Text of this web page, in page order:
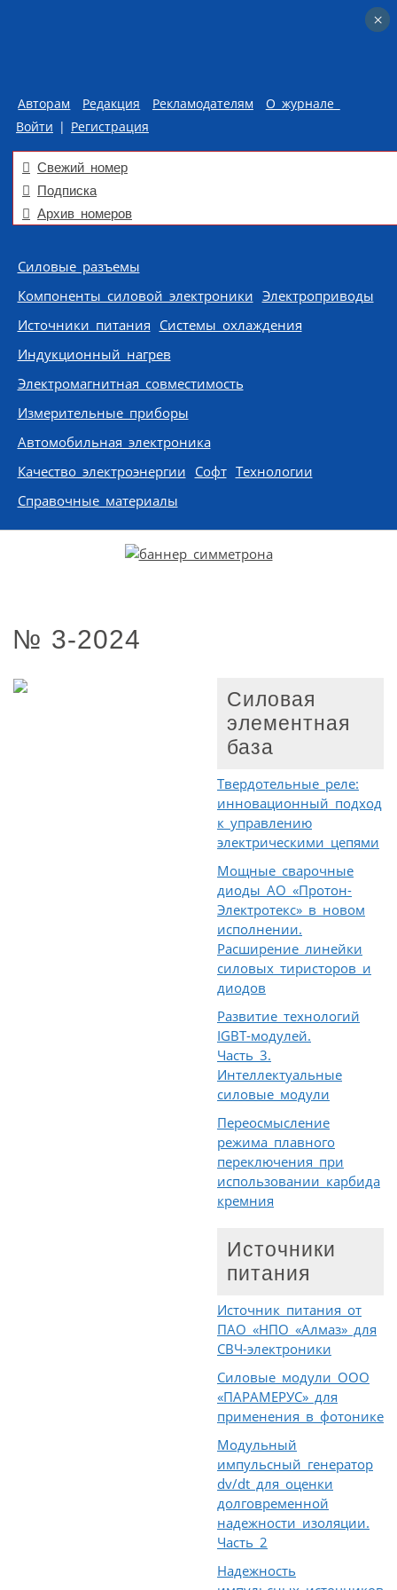
Авторам Редакция Рекламодателям
О журнале
Войти | Регистрация
Свежий номер
Подписка
Архив номеров
Skip to content
Силовые разъемы
Компоненты силовой электроники Электроприводы
Источники питания Системы охлаждения
Индукционный нагрев
Электромагнитная совместимость
Измерительные приборы
Автомобильная электроника
Качество электроэнергии Софт Технологии
Справочные материалы
№ 3-2024
Силовая
элементная
база
Твердотельные реле:
инновационный подход
к управлению
электрическими цепями
Мощные сварочные
диоды АО «Протон-
Электротекс» в новом
исполнении.
Расширение линейки
силовых тиристоров и
диодов
Развитие технологий
IGBT-модулей.
Часть 3.
Интеллектуальные
силовые модули
Переосмысление
режима плавного
переключения при
использовании карбида
кремния
Источники
питания
Источник питания от
ПАО «НПО «Алмаз» для
СВЧ-электроники
Силовые модули ООО
«ПАРАМЕРУС» для
применения в фотонике
Модульный
импульсный генератор
dv/dt для оценки
долговременной
надежности изоляции.
Часть 2
Надежность
×
×